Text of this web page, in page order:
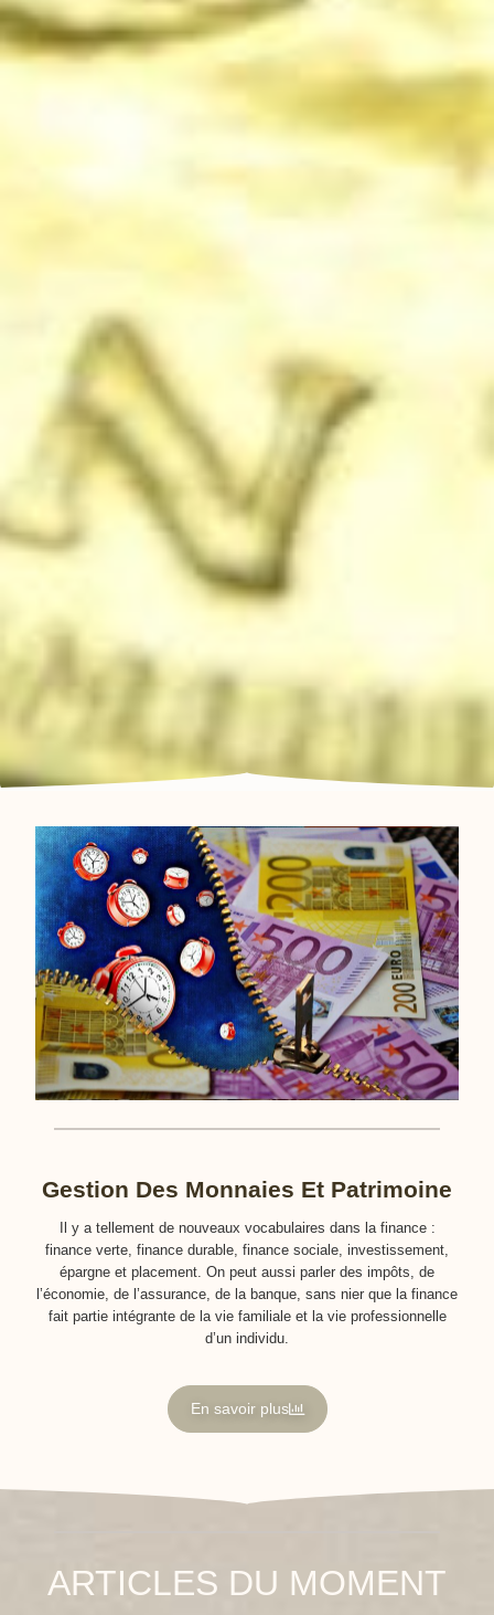
Gestion Des Monnaies Et Patrimoine
Il y a tellement de nouveaux vocabulaires dans la finance :
finance verte, finance durable, finance sociale, investissement,
épargne et placement. On peut aussi parler des impôts, de
l’économie, de l’assurance, de la banque, sans nier que la finance
fait partie intégrante de la vie familiale et la vie professionnelle
d’un individu.
En savoir plus
ARTICLES DU MOMENT